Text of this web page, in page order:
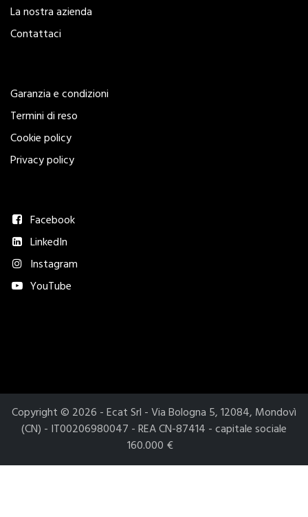
La nostra azienda
Contattaci
Garanzia e condizioni
Termini di reso
Cookie policy
Privacy policy
Facebook
LinkedIn
Instagram
YouTube
Copyright © 2026 - Ecat Srl - Via Bologna 5, 12084, Mondovì
(CN) - IT00206980047 - REA CN-87414 - capitale sociale
160.000 €